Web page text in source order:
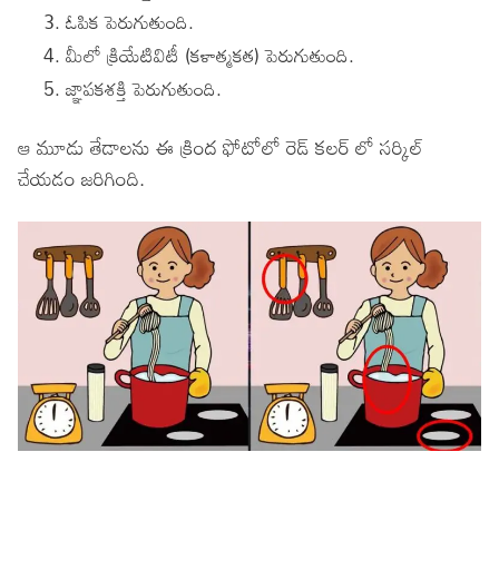
ఓపిక పెరుగుతుంది.
మీలో క్రియేటివిటీ (కళాత్మకత) పెరుగుతుంది.
జ్ఞాపకశక్తి పెరుగుతుంది.
ఆ మూడు తేడాలను ఈ క్రింద ఫోటోలో రెడ్ కలర్ లో సర్కిల్
చేయడం జరిగింది.